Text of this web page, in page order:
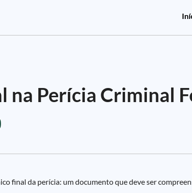
na Perícia Criminal
final da perícia: um documento que deve ser